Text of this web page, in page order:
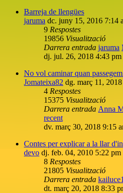
Barreja de llengües
jaruma dc. juny 15, 2016 7:14
9 Respostes
19856 Visualització
Darrera entrada jaruma
dj. jul. 26, 2018 4:43 pm
No vol caminar quan
Jomateixa82 dg. març 11,
4 Respostes
15375 Visualització
Darrera entrada Anna
recent
dv. març 30, 2018 9:15
Contes per explicar a la llar
devo dj. feb. 04, 2010 5:22 pm
8 Respostes
21805 Visualització
Darrera entrada
dt. març 20, 2018 8:33